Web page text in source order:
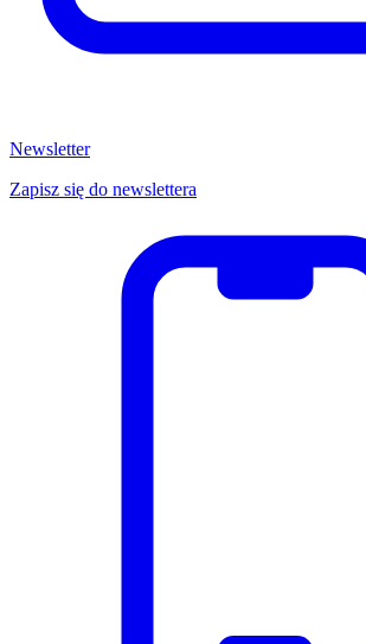
Newsletter
Zapisz się do newslettera